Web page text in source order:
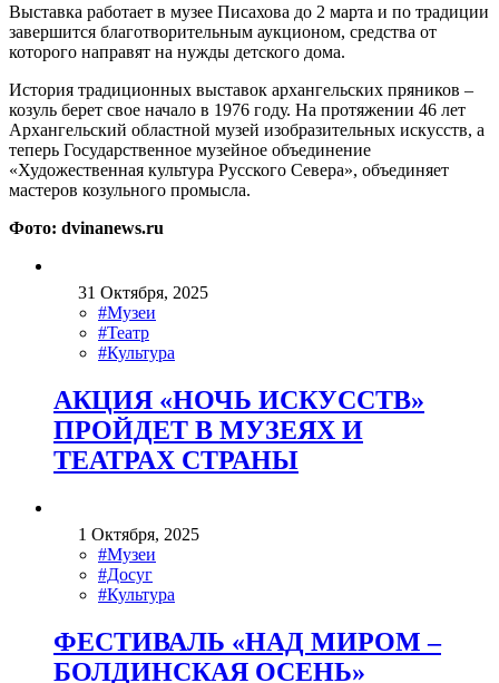
Выставка работает в музее Писахова до 2 марта и по традиции
завершится благотворительным аукционом, средства от
которого направят на нужды детского дома.
История традиционных выставок архангельских пряников –
козуль берет свое начало в 1976 году. На протяжении 46 лет
Архангельский областной музей изобразительных искусств, а
теперь Государственное музейное объединение
«Художественная культура Русского Севера», объединяет
мастеров козульного промысла.
Фото: dvinanews.ru
31 Октября, 2025
#Музеи
#Театр
#Культура
АКЦИЯ «НОЧЬ ИСКУССТВ»
ПРОЙДЕТ В МУЗЕЯХ И
ТЕАТРАХ СТРАНЫ
1 Октября, 2025
#Музеи
#Досуг
#Культура
ФЕСТИВАЛЬ «НАД МИРОМ –
БОЛДИНСКАЯ ОСЕНЬ»